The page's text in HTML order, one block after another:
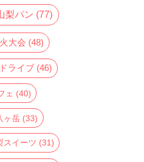
梨パン (77)
大会 (48)
ライブ (46)
ェ (40)
ヶ岳 (33)
スイーツ (31)